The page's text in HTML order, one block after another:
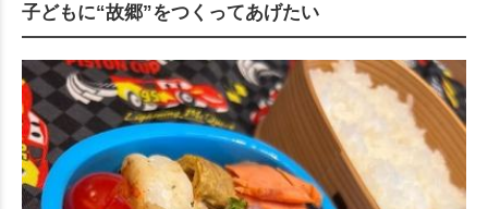
子どもに“故郷”をつくってあげたい